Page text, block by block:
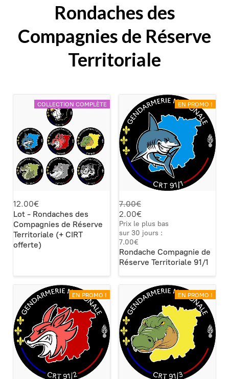
Rondaches des
Compagnies de Réserve
Territoriale
COLLECTION COMPLÈTE
12.00€
Lot - Rondaches des
Compagnies de Réserve
Territoriale (+ CIRT
offerte)
EN PROMO !
7.00€
2.00€
Prix le plus bas
sur 30 jours :
7.00€
Rondache Compagnie de
Réserve Territoriale 91/1
EN PROMO ! EN PROMO !